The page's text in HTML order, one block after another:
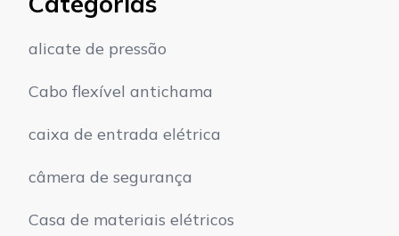
alicate de pressão
Cabo flexível antichama
caixa de entrada elétrica
câmera de segurança
Casa de materiais elétricos